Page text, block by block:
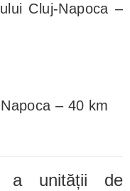
Cluj-Napoca –
– 40 km
a unității de